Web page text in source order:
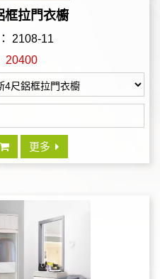
框拉門衣櫥
2108-11
20400
更多